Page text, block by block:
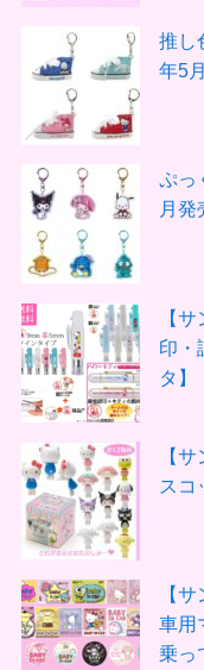
推し
年5
ぷっ
月発
【
印・
タ】
【
スコ
【
車用
乗っ